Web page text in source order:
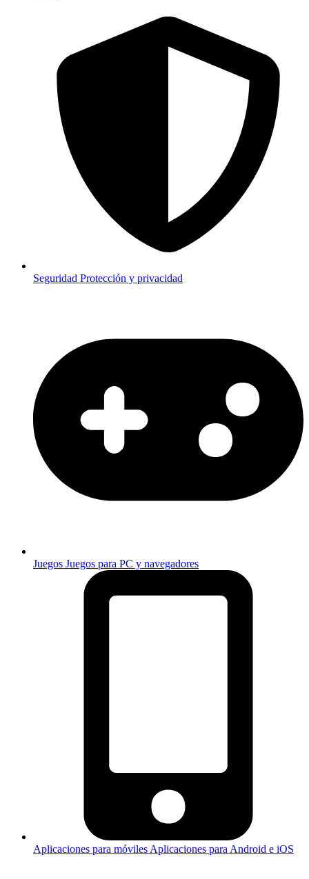
Seguridad Protección y privacidad
Juegos Juegos para PC y navegadores
Aplicaciones para móviles Aplicaciones para Android e iOS